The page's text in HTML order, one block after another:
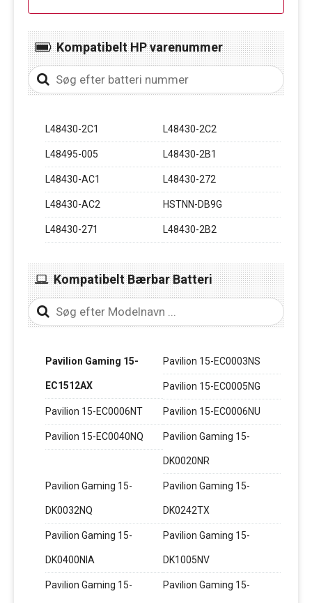
Kompatibelt HP varenummer
L48430-2C1 L48430-2C2
L48495-005 L48430-2B1
L48430-AC1 L48430-272
L48430-AC2 HSTNN-DB9G
L48430-271 L48430-2B2
Kompatibelt Bærbar Batteri
Pavilion Gaming 15-
EC1512AX
Pavilion 15-EC0003NS
Pavilion 15-EC0005NG
Pavilion 15-EC0006NT Pavilion 15-EC0006NU
Pavilion 15-EC0040NQ Pavilion Gaming 15-
DK0020NR
Pavilion Gaming 15-
DK0032NQ
Pavilion Gaming 15-
DK0242TX
Pavilion Gaming 15-
DK0400NIA
Pavilion Gaming 15-
DK1005NV
Pavilion Gaming 15- Pavilion Gaming 15-